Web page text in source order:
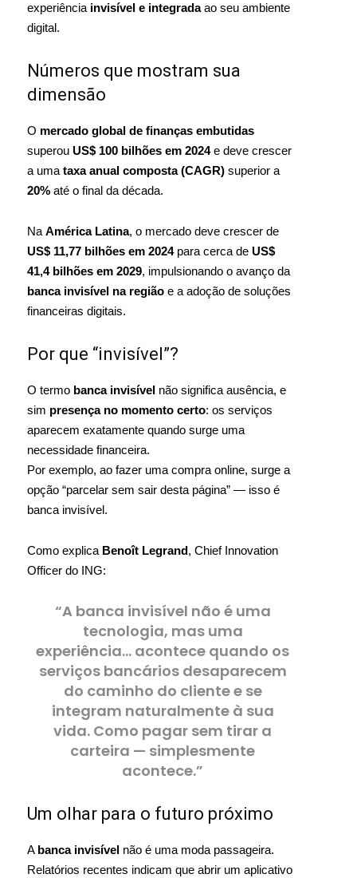
experiência invisível e integradaao seu ambiente
digital.
Números que mostram sua
dimensão
O mercado global de finanças embutidas
superou US$ 100 bilhões em 2024e deve crescer
a uma taxa anual composta (CAGR) superior a
20% até o final da década.
Na América Latina, o mercado deve crescer de
US$ 11,77 bilhões em 2024para cerca de US$
41,4 bilhões em 2029, impulsionando o avanço da
banca invisível na região e a adoção de soluções
financeiras digitais.
Por que “invisível”?
O termo banca invisível não significa ausência, e
sim presença no momento certo: os serviços
aparecem exatamente quando surge uma
necessidade financeira.
Por exemplo, ao fazer uma compra online, surge a
opção “parcelar sem sair desta página” — isso é
banca invisível.
Como explica Benoît Legrand, Chief Innovation
Officer do ING:
“A banca invisível não é uma
tecnologia, mas uma
experiência… acontece quando os
serviços bancários desaparecem
do caminho do cliente e se
integram naturalmente à sua
vida. Como pagar sem tirar a
carteira — simplesmente
acontece.”
Um olhar para o futuro próximo
A banca invisível não é uma moda passageira.
Relatórios recentes indicam que abrir um aplicativo